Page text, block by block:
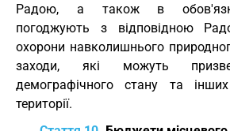
Радою, а також в
погоджують з відповідною
охорони навколишнього
заходи, які можуть
демографічного стану та
території.